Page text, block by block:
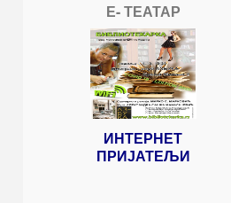
Е- ТЕАТАР
ИНТЕРНЕТ
ПРИЈАТЕЉИ